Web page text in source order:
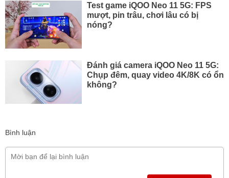
Test game iQOO Neo 11 5G: FPS
mượt, pin trâu, chơi lâu có bị
nóng?
Đánh giá camera iQOO Neo 11 5G:
Chụp đêm, quay video 4K/8K có ổn
không?
Bình luận